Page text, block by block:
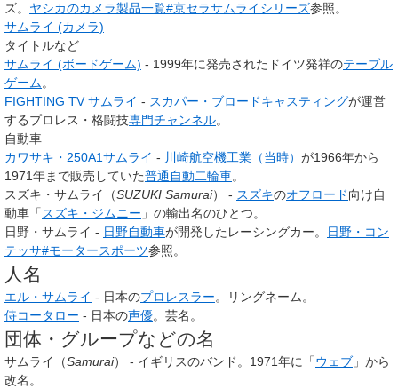
ズ。 ヤシカのカメラ製品一覧#京セラサムライシリーズ参照。
サムライ (カメラ)
タイトルなど
サムライ (ボードゲーム) - 1999年に発売されたドイツ発祥のテーブル
ゲーム。
FIGHTING TV サムライ - スカパー・ブロードキャスティングが運営
するプロレス・格闘技専門チャンネル。
自動車
カワサキ・250A1サムライ - 川崎航空機工業（当時） が1966年から
1971年まで販売していた普通自動二輪車。
スズキ・サムライ（SUZUKI Samurai） - スズキのオフロード向け自
動車「スズキ・ジムニー 」の輸出名のひとつ。
日野・サムライ - 日野自動車が開発したレーシングカー。
日野・コン
テッサ#モータースポーツ参照。
人名
エル・サムライ - 日本のプロレスラー。リングネーム。
侍コータロー - 日本の声優。芸名。
団体・グループなどの名
サムライ（Samurai） - イギリスのバンド。1971年に「ウェブ 」から
改名。